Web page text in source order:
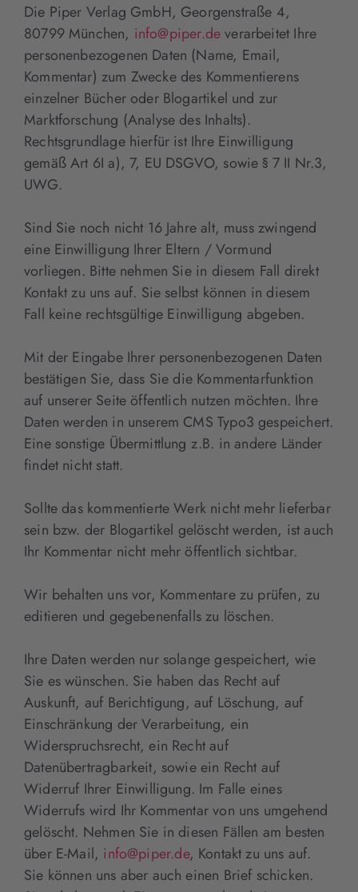
Die Piper Verlag GmbH, Georgenstraße 4,
80799 München, info@piper.deverarbeitet Ihre
personenbezogenen Daten (Name, Email,
Kommentar) zum Zwecke des Kommentierens
einzelner Bücher oder Blogartikel und zur
Marktforschung (Analyse des Inhalts).
Rechtsgrundlage hierfür ist Ihre Einwilligung
gemäß Art 6I a), 7, EU DSGVO, sowie § 7 II Nr.3,
UWG.
Sind Sie noch nicht 16 Jahre alt, muss zwingend
eine Einwilligung Ihrer Eltern / Vormund
vorliegen. Bitte nehmen Sie in diesem Fall direkt
Kontakt zu uns auf. Sie selbst können in diesem
Fall keine rechtsgültige Einwilligung abgeben.
Mit der Eingabe Ihrer personenbezogenen Daten
bestätigen Sie, dass Sie die Kommentarfunktion
auf unserer Seite öffentlich nutzen möchten. Ihre
Daten werden in unserem CMS Typo3 gespeichert.
Eine sonstige Übermittlung z.B. in andere Länder
findet nicht statt.
Sollte das kommentierte Werk nicht mehr lieferbar
sein bzw. der Blogartikel gelöscht werden, ist auch
Ihr Kommentar nicht mehr öffentlich sichtbar.
Wir behalten uns vor, Kommentare zu prüfen, zu
editieren und gegebenenfalls zu löschen.
Ihre Daten werden nur solange gespeichert, wie
Sie es wünschen. Sie haben das Recht auf
Auskunft, auf Berichtigung, auf Löschung, auf
Einschränkung der Verarbeitung, ein
Widerspruchsrecht, ein Recht auf
Datenübertragbarkeit, sowie ein Recht auf
Widerruf Ihrer Einwilligung. Im Falle eines
Widerrufs wird Ihr Kommentar von uns umgehend
gelöscht. Nehmen Sie in diesen Fällen am besten
über E-Mail, info@piper.de, Kontakt zu uns auf.
Sie können uns aber auch einen Brief schicken.